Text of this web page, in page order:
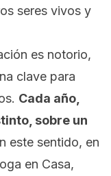
seres vivos y
es notorio,
clave para
Cada año,
sobre un
este sentido, en
en Casa,